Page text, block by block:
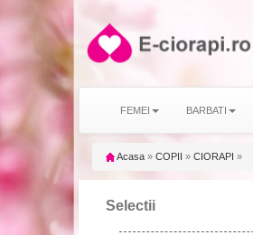
FEMEI BARBATI
Acasa » COPII » CIORAPI »
Selectii